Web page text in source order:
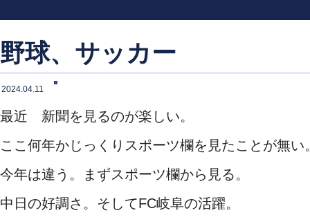
野球、サッカー
2024.04.11
最近 新聞を見るのが楽しい。
ここ何年かじっくりスポーツ欄を見たことが無い
今年は違う。まずスポーツ欄から見る。
中日の好調さ。そしてFC岐阜の活躍。